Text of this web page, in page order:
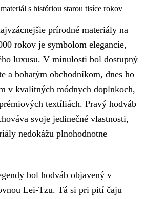
s históriou starou tisíce rokov
prírodné materiály na
rokov je symbolom elegancie,
luxusu. V minulosti bol dostupný
a bohatým obchodníkom, dnes ho
v kvalitných módnych doplnkoch,
textíliách. Pravý hodváb
svoje jedinečné vlastnosti,
nedokážu plnohodnotne
bol hodváb objavený v
Lei-Tzu. Tá si pri pití čaju